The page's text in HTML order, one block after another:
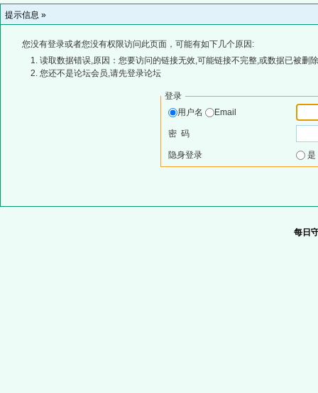
提示信息 »
您没有登录或者您没有权限访问此页面，可能有如下几个原因:
读取数据错误,原因：您要访问的链接无效,可能链接不完整,或数据已被删
您还不是论坛会员,请先登录论坛
登录
用户名
Email
密 码
隐身登录
每日